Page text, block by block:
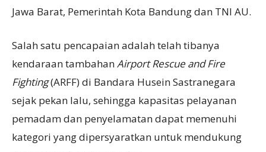
Jawa Barat, Pemerintah Kota Bandung dan TNI AU.
Salah satu pencapaian adalah telah tibanya
kendaraan tambahanAirport Rescue and Fire
Fighting(ARFF) di Bandara Husein Sastranegara
sejak pekan lalu, sehingga kapasitas pelayanan
pemadam dan penyelamatan dapat memenuhi
kategori yang dipersyaratkan untuk mendukung